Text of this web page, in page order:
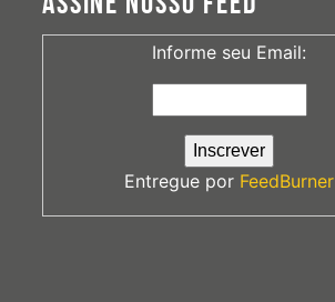
Informe seu Email:
Entregue por FeedBurner